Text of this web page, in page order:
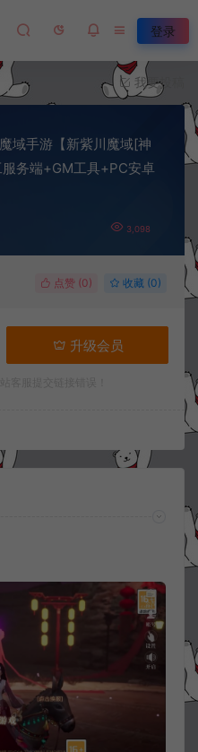
登录
我要投稿
域手游【新紫川魔域[神
务端+GM工具+PC安卓
3,098
点赞 (0) 收藏 (0)
升级会员